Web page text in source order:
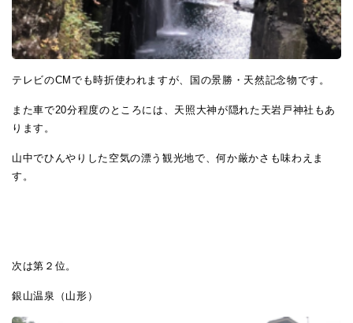
テレビのCMでも時折使われますが、国の景勝・天然記念物です。
また車で20分程度のところには、天照大神が隠れた天岩戸神社もあ
ります。
山中でひんやりした空気の漂う観光地で、何か厳かさも味わえま
す。
次は第２位。
銀山温泉（山形）